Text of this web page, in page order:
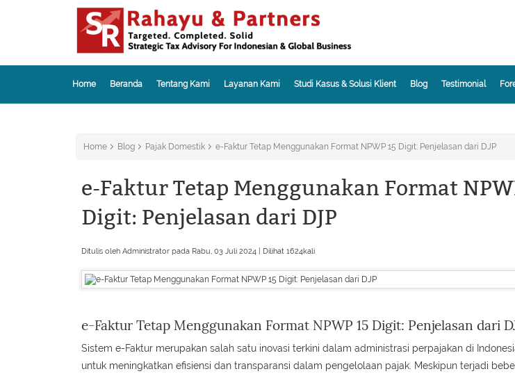
Home Beranda Tentang Kami Layanan Kami Studi Kasus & Solusi Klient Blog Testimonial
Home Blog Pajak Domestik e-Faktur Tetap Menggunakan Format NPWP 15 Digit: Penjelasan dari DJP
e-Faktur Tetap Menggunakan Format
Digit: Penjelasan dari DJP
Ditulis oleh Administrator pada Rabu, 03 Juli 2024 | Dilihat 1624kali
e-Faktur Tetap Menggunakan Format NPWP 15 Digit: Penjelasan dari
Sistem e-Faktur merupakan salah satu inovasi terkini dalam administrasi perpajakan di
untuk meningkatkan efisiensi dan transparansi dalam pengelolaan pajak. Meskipun terjadi